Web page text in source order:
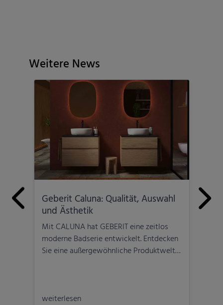
Weitere News
Geberit Caluna: Qualität, Auswahl
und Ästhetik
Mit CALUNA hat GEBERIT eine zeitlos
moderne Badserie entwickelt. Entdecken
Sie eine außergewöhnliche Produktwelt,
Preis-Leistungs-Verhältnis.
weiterlesen